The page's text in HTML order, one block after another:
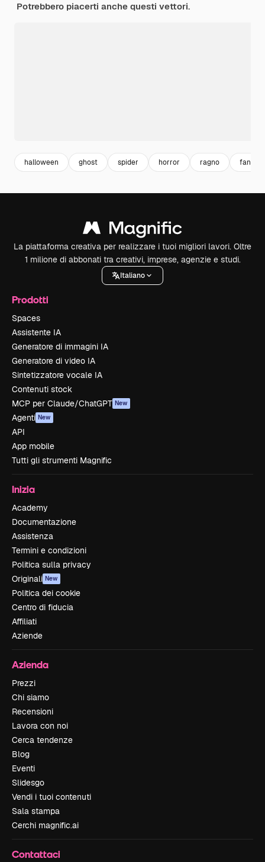
Potrebbero piacerti anche questi vettori.
halloween ghost spider horror ragno
La piattaforma creativa per realizzare i tuoi migliori lavori. Oltre
1 milione di abbonati tra creativi, imprese, agenzie e studi.
Italiano
Prodotti
Spaces
Assistente IA
Generatore di immagini IA
Generatore di video IA
Sintetizzatore vocale IA
Contenuti stock
MCP per Claude/ChatGPT New
Agenti New
API
App mobile
Tutti gli strumenti Magnific
Inizia
Academy
Documentazione
Assistenza
Termini e condizioni
Politica sulla privacy
Originali New
Politica dei cookie
Centro di fiducia
Affiliati
Aziende
Azienda
Prezzi
Chi siamo
Recensioni
Lavora con noi
Cerca tendenze
Blog
Eventi
Slidesgo
Vendi i tuoi contenuti
Sala stampa
Cerchi magnific.ai
Contattaci